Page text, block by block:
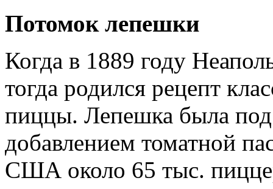
Потомок лепешки
Когда в 1889 году
тогда родился рецепт
пиццы. Лепешка была под
добавлением томатной
США около 65 тыс.